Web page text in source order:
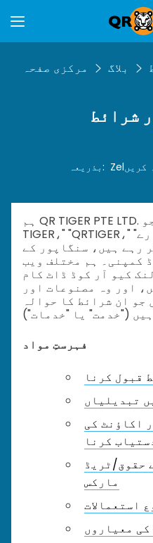
مرکزی صفحہ بلاگ
شرائط
بذریعہ: Zelکریں
ہم QR TIGER PTE LTD. ہیں، جو QR TIGER ("QR
TIGER،" "QRTIGER،" "ہم"، "ہم"، یا "ہمارے") کے
رہے ہیں، سنگاپور کے
کمپنی۔ ہم مختلف ویب
کیو آر کوڈ ڈاٹ کام
اور وہ مصنوعات اور
جو ان شرائط کا حوالہ
فہرستِ مواد
قبول کرنا
تبدیلیاں
اکاؤنٹ کی
کرنا
حقوق/ٹریڈ
مارکس
استعمالات